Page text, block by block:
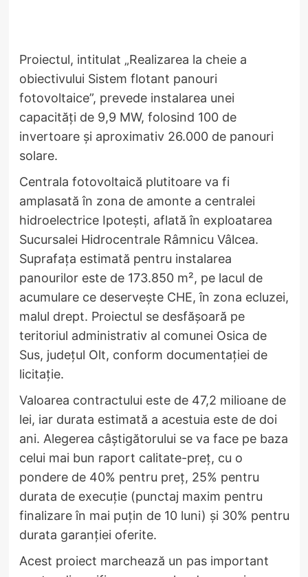
Proiectul, intitulat „Realizarea la cheie a
obiectivului Sistem flotant panouri
fotovoltaice”, prevede instalarea unei
capacități de 9,9 MW, folosind 100 de
invertoare și aproximativ 26.000 de panouri
solare.
Centrala fotovoltaică plutitoare va fi
amplasată în zona de amonte a centralei
hidroelectrice Ipotești, aflată în exploatarea
Sucursalei Hidrocentrale Râmnicu Vâlcea.
Suprafața estimată pentru instalarea
panourilor este de 173.850 m², pe lacul de
acumulare ce deservește CHE, în zona ecluzei,
malul drept. Proiectul se desfășoară pe
teritoriul administrativ al comunei Osica de
Sus, județul Olt, conform documentației de
licitație.
Valoarea contractului este de 47,2 milioane de
lei, iar durata estimată a acestuia este de doi
ani. Alegerea câștigătorului se va face pe baza
celui mai bun raport calitate-preț, cu o
pondere de 40% pentru preț, 25% pentru
durata de execuție (punctaj maxim pentru
finalizare în mai puțin de 10 luni) și 30% pentru
durata garanției oferite.
Acest proiect marchează un pas important